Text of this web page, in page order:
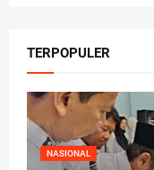
TERPOPULER
NASIONAL